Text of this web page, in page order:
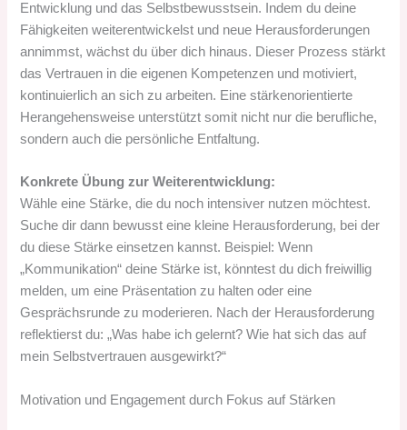
Entwicklung und das Selbstbewusstsein. Indem du deine
Fähigkeiten weiterentwickelst und neue Herausforderungen
annimmst, wächst du über dich hinaus. Dieser Prozess stärkt
das Vertrauen in die eigenen Kompetenzen und motiviert,
kontinuierlich an sich zu arbeiten. Eine stärkenorientierte
Herangehensweise unterstützt somit nicht nur die berufliche,
sondern auch die persönliche Entfaltung.
Konkrete Übung zur Weiterentwicklung:
Wähle eine Stärke, die du noch intensiver nutzen möchtest.
Suche dir dann bewusst eine kleine Herausforderung, bei der
du diese Stärke einsetzen kannst. Beispiel: Wenn
„Kommunikation“ deine Stärke ist, könntest du dich freiwillig
melden, um eine Präsentation zu halten oder eine
Gesprächsrunde zu moderieren. Nach der Herausforderung
reflektierst du: „Was habe ich gelernt? Wie hat sich das auf
mein Selbstvertrauen ausgewirkt?“
Motivation und Engagement durch Fokus auf Stärken